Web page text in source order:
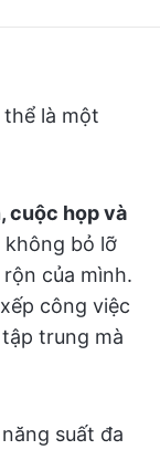
thể là một
cuộc họp và
không bỏ lỡ
của mình.
công việc
trung mà
suất đa